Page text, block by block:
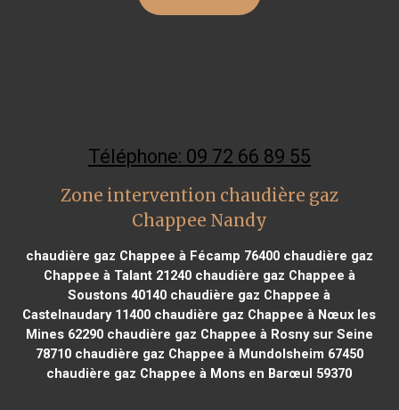
Téléphone: 09 72 66 89 55
Zone intervention chaudière gaz
Chappee Nandy
chaudière gaz Chappee à Fécamp 76400chaudière gaz
Chappee à Talant 21240chaudière gaz Chappee à
Soustons 40140 chaudière gaz Chappee à
Castelnaudary 11400 chaudière gaz Chappee à Nœux les
Mines 62290chaudière gaz Chappee à Rosny sur Seine
78710chaudière gaz Chappee à Mundolsheim 67450
chaudière gaz Chappee à Mons en Barœul 59370